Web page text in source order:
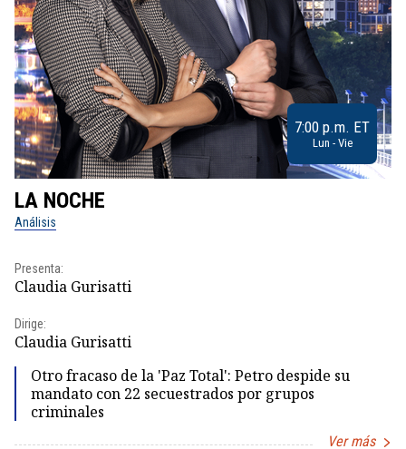
7:00 p.m. ET
Lun - Vie
LA NOCHE
Análisis
Presenta:
Claudia Gurisatti
Dirige:
Claudia Gurisatti
Otro fracaso de la 'Paz Total': Petro despide su
mandato con 22 secuestrados por grupos
criminales
Ver más